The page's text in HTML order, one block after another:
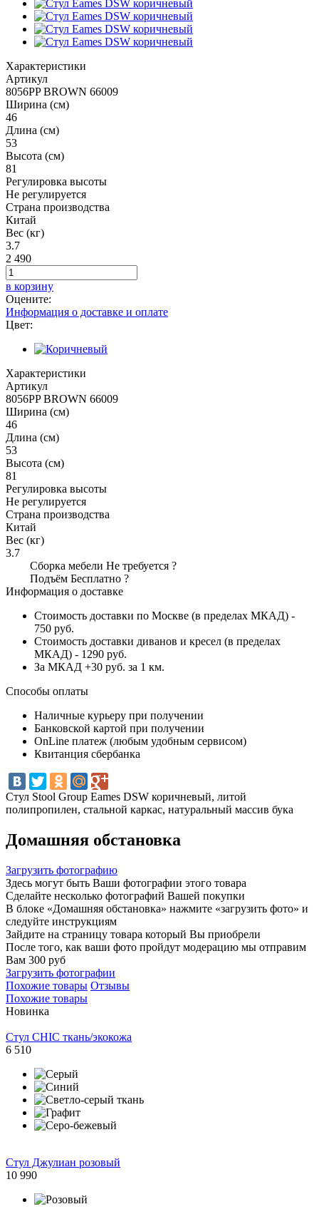
Характеристики
Артикул
8056PP BROWN 66009
Ширина (см)
46
Длина (см)
53
Высота (см)
81
Регулировка высоты
Не регулируется
Страна производства
Китай
Вес (кг)
3.7
2 490
в корзину
Оцените:
Информация о доставке и оплате
Цвет:
Характеристики
Артикул
8056PP BROWN 66009
Ширина (см)
46
Длина (см)
53
Высота (см)
81
Регулировка высоты
Не регулируется
Страна производства
Китай
Вес (кг)
3.7
Сборка мебели Не требуется ?
Подъём Бесплатно ?
Информация о доставке
Стоимость доставки по Москве (в пределах МКАД) -
750 руб.
Стоимость доставки диванов и кресел (в пределах
МКАД) - 1290 руб.
За МКАД +30 руб. за 1 км.
Способы оплаты
Наличные курьеру при получении
Банковской картой при получении
OnLine платеж (любым удобным сервисом)
Квитанция сбербанка
Стул Stool Group Eames DSW коричневый, литой
полипропилен, стальной каркас, натуральный массив бука
Домашняя обстановка
Загрузить фотографию
Здесь могут быть Ваши фотографии этого товара
Сделайте несколько фотографий Вашей покупки
В блоке «Домашняя обстановка» нажмите «загрузить фото» и
следуйте инструкциям
Зайдите на страницу товара который Вы приобрели
После того, как ваши фото пройдут модерацию мы отправим
Вам 300 руб
Загрузить фотографии
Похожие товары Отзывы
Похожие товары
Новинка
Cтул CHIC ткань/экокожа
6 510
Стул Джулиан розовый
10 990